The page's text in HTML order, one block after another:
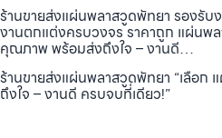
ร้านขายส่งแผ่นพลาสวูดพัทยา รองรับ
งานตกแต่งครบวงจร ราคาถูก แผ่นพ
คุณภาพ พร้อมส่งถึงใจ – งานดี…
ร้านขายส่งแผ่นพลาสวูดพัทยา “เลือ
ถึงใจ – งานดี ครบจบที่เดียว!”